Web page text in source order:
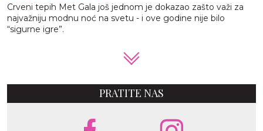
Crveni tepih Met Gala još jednom je dokazao zašto važi za
najvažniju modnu noć na svetu - i ove godine nije bilo
“sigurne igre”.
PRATITE NAS